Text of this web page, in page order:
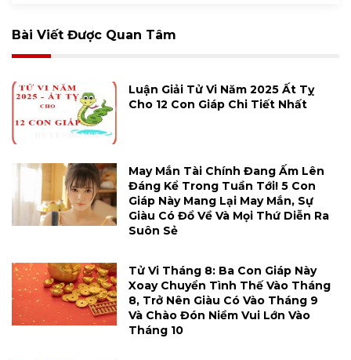
Bài Viết Được Quan Tâm
Luận Giải Tử Vi Năm 2025 Ất Tỵ
Cho 12 Con Giáp Chi Tiết Nhất
May Mắn Tài Chính Đang Ấm Lên
Đáng Kể Trong Tuần Tới! 5 Con
Giáp Này Mang Lại May Mắn, Sự
Giàu Có Đổ Về Và Mọi Thứ Diễn Ra
Suôn Sẻ
Tử Vi Tháng 8: Ba Con Giáp Này
Xoay Chuyển Tình Thế Vào Tháng
8, Trở Nên Giàu Có Vào Tháng 9
Và Chào Đón Niềm Vui Lớn Vào
Tháng 10